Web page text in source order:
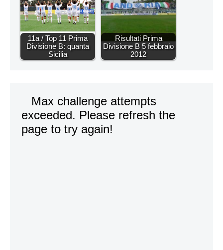
11a / Top 11 Prima
Divisione B: quanta
Sicilia
Risultati Prima
Divisione B 5 febbraio
2012